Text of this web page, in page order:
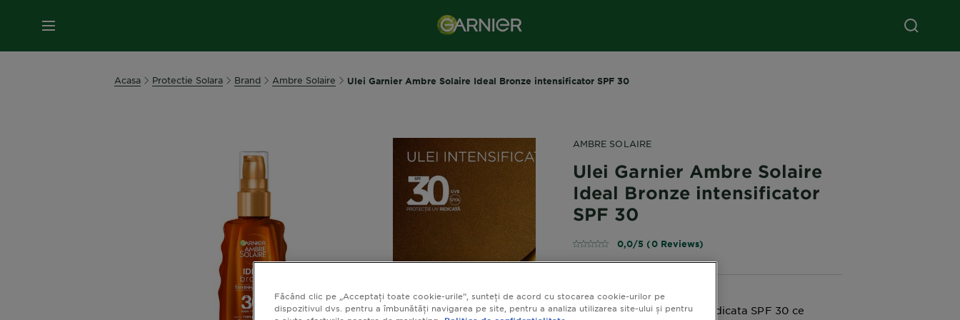
MENIU
Acasa Protectie Solara Brand Ambre Solaire Ulei Garnier Ambre Solaire Ideal Bronze intensificator SPF 30
AMBRE SOLAIRE
Ulei Garnier Ambre Solaire
Ideal Bronze intensificator
SPF 30
0,0/5 (0 Reviews)
Ulei de corpcu protectie ridicata SPF 30 ce
Făcând clic pe „Acceptați toate cookie-urile”, sunteți de acord cu stocarea cookie-urilor pe
dispozitivul dvs. pentru a îmbunătăți navigarea pe site, pentru a analiza utilizarea site-ului și pentru